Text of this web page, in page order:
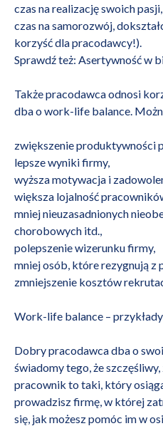
czas na realizację swoich pasji,
czas na samorozwój,
korzyść dla pracodawcy!).
Sprawdź też: Asertywność w
Także pracodawca odnosi
dba o work-life balance.
zwiększenie produktywności
lepsze wyniki firmy,
wyższa motywacja i
większa lojalność
mniej nieuzasadnionych
chorobowych itd.,
polepszeniewizerunku firmy,
mniej osób, które rezygnują z
zmniejszenie kosztów
Work-life balance –
Dobry pracodawcadba o
świadomy tego, że
pracownik to taki, który
prowadzisz firmę, w której
się, jak możesz pomóc im w